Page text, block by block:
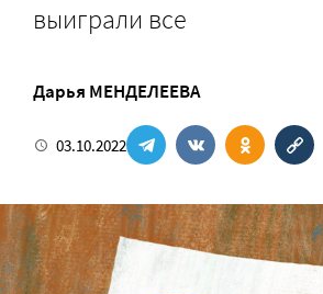
выиграли все
Дарья МЕНДЕЛЕЕВА
03.10.2022